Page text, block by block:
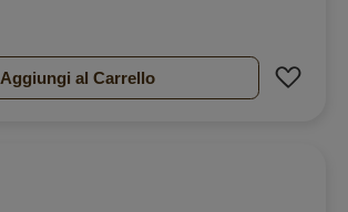
Aggiungi al Carrello